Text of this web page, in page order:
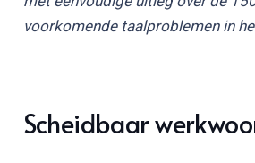
voorkomende taalproblemen in
Scheidbaar